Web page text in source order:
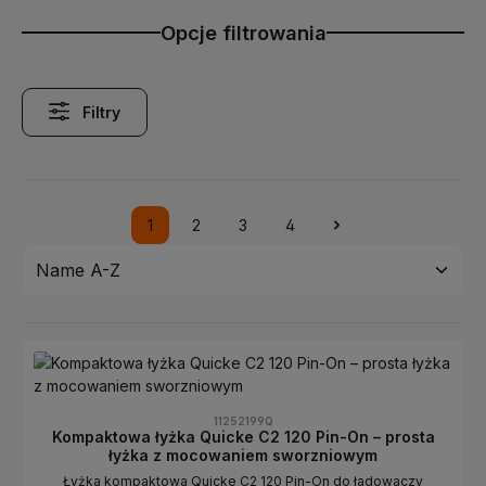
Opcje filtrowania
Filtry
Strona
1
Strona
2
Strona
3
Strona
4
11252199Q
Kompaktowa łyżka Quicke C2 120 Pin-On – prosta
łyżka z mocowaniem sworzniowym
Łyżka kompaktowa Quicke C2 120 Pin-On do ładowaczy